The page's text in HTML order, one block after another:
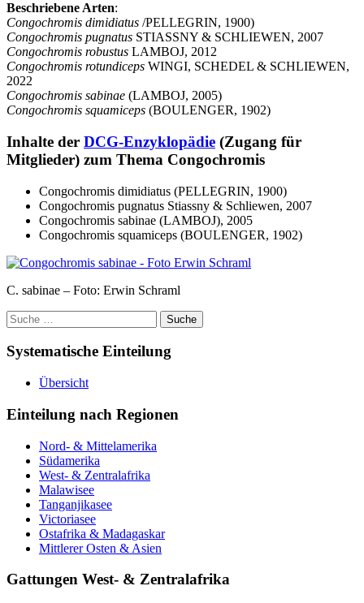
Beschriebene Arten:
Congochromis dimidiatus /PELLEGRIN, 1900)
Congochromis pugnatus STIASSNY & SCHLIEWEN, 2007
Congochromis robustus LAMBOJ, 2012
Congochromis rotundiceps WINGI, SCHEDEL & SCHLIEWEN,
2022
Congochromis sabinae (LAMBOJ, 2005)
Congochromis squamiceps (BOULENGER, 1902)
Inhalte der DCG-Enzyklopädie (Zugang für
Mitglieder) zum Thema Congochromis
Congochromis dimidiatus (PELLEGRIN, 1900)
Congochromis pugnatus Stiassny & Schliewen, 2007
Congochromis sabinae (LAMBOJ), 2005
Congochromis squamiceps (BOULENGER, 1902)
C. sabinae – Foto: Erwin Schraml
Suche
nach:
Systematische Einteilung
Übersicht
Einteilung nach Regionen
Nord- & Mittelamerika
Südamerika
West- & Zentralafrika
Malawisee
Tanganjikasee
Victoriasee
Ostafrika & Madagaskar
Mittlerer Osten & Asien
Gattungen West- & Zentralafrika